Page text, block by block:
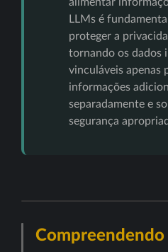
LLMs é
proteger a
tornando os dados
vinculáveis apenas
informações
separadamente e
segurança
Compreendendo